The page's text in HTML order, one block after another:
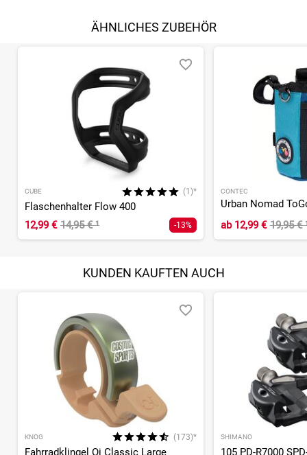
ÄHNLICHES ZUBEHÖR
CUBE (1)*
Flaschenhalter Flow 400
12,99 € 14,95 €¹ -13%
CONTEC
Urban Nomad
ab12,99 € 19,95 €
KUNDEN KAUFTEN AUCH
KNOG (173)*
Fahrradklingel Oi Classic Large
SHIMANO
105 PD-R7000